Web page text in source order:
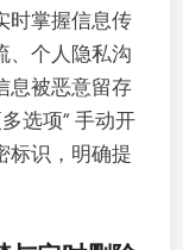
时掌握信息传
、个人隐私沟
息被恶意留存
选项” 手动开
标识，明确提